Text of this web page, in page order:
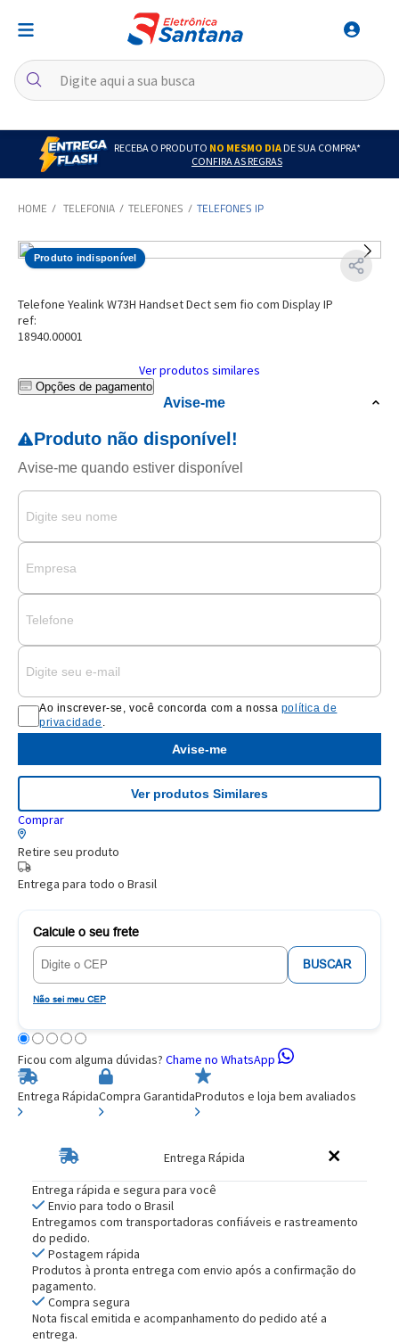
RECEBA O PRODUTO NO MESMO DIADE SUA COMPRA*
CONFIRA AS REGRAS
TELEFONIA TELEFONES TELEFONES IP
Produto indisponível
Telefone Yealink W73H Handset Dect sem fio com Display IP
ref:
18940.00001
Ver produtos similares
Opções de pagamento
Avise-me
Ao inscrever-se, você concorda com a nossa política de
privacidade
Avise-me
Ver produtos Similares
Comprar
Retire seu produto
Entrega para todo o Brasil
Calcule o seu frete
BUSCAR
Não sei meu CEP
Ficou com alguma dúvidas? Chame no WhatsApp
Entrega RápidaCompra GarantidaProdutos e loja bem avaliados
Entrega Rápida
Entrega rápida e segura para você
Envio para todo o Brasil
Entregamos com transportadoras confiáveis e rastreamento
do pedido.
Postagem rápida
Produtos à pronta entrega com envio após a confirmação do
pagamento.
Compra segura
Nota fiscal emitida e acompanhamento do pedido até a
entrega.